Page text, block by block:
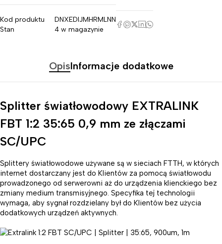
Kod produktu
DNXEDIJMHRMLNN
Stan
4 w magazynie
OpisInformacje dodatkowe
Splitter światłowodowy EXTRALINK
FBT 1:2 35:65 0,9 mm ze złączami
SC/UPC
Splittery światłowodowe używane są w sieciach FTTH, w których
internet dostarczany jest do Klientów za pomocą światłowodu
prowadzonego od serwerowni aż do urządzenia klienckiego bez
zmiany medium transmisyjnego. Specyfika tej technologii
wymaga, aby sygnał rozdzielany był do Klientów bez użycia
dodatkowych urządzeń aktywnych.